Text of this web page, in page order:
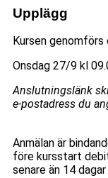
Upplägg
Kursen genomförs
Onsdag 27/9 kl
Anslutningslänk
e-postadress du
Anmälan är
före kursstart
senare än 14